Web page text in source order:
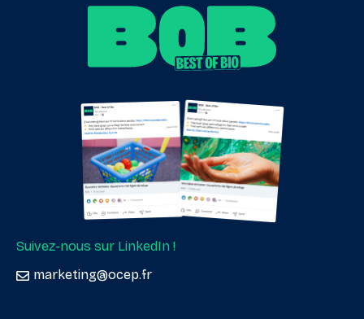
Suivez-nous sur LinkedIn !
marketing@ocep.fr